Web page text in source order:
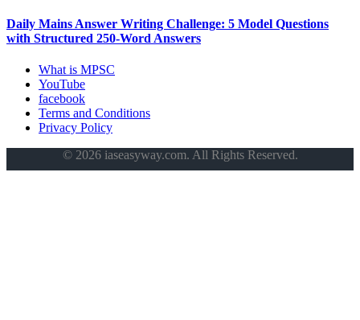
Daily Mains Answer Writing Challenge: 5 Model Questions
with Structured 250-Word Answers
What is MPSC
YouTube
facebook
Terms and Conditions
Privacy Policy
© 2026 iaseasyway.com. All Rights Reserved.